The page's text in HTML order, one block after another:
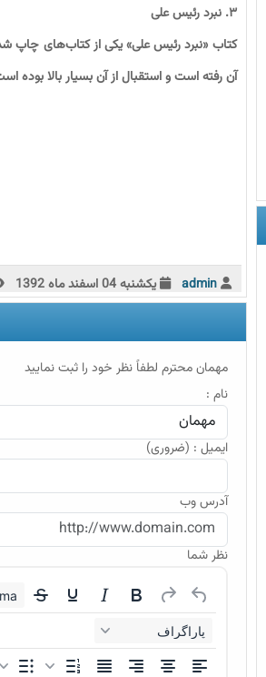
۳. نبرد رئیس علی
کتاب «نبرد رئیس علی» یکی از کتاب‌های چاپ
آن رفته است و استقبال از آن بسیار بالا بوده
admin يكشنبه 04 اسفند ماه 1392
مهمان محترم لطفاً نظر خود را ثبت نمایید
نام :
ایمیل : (ضروری)
آدرس وب
نظر شما
پاراگراف